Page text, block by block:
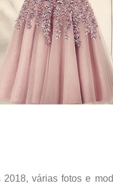
2018, várias fotos e